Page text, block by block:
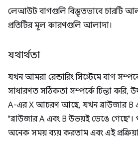
লেআউট বাগগুলি বিস্তৃতভাবে চারটি
প্রতিটির মূল কারণগুলি আলাদা।
যথার্থতা
যখন আমরা রেন্ডারিং সিস্টেমে বাগ
সাধারণত সঠিকতা সম্পর্কে চিন্তা করি,
A-এর X আচরণ আছে, যখন ব্রাউজার
"ব্রাউজার A এবং B উভয়ই ভেঙে
অনেক সময় ব্যয় করতাম এবং এই